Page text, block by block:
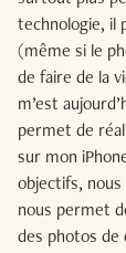
technologie, il
(même si le
de faire de la
m’est
permet de
sur mon
objectifs, nous
nous permet
des photos de